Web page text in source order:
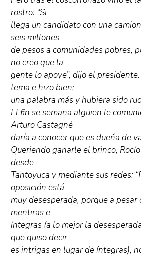
rostro: “Si
llega un candidato con una
seis millones
de pesos a comunidades pobres,
no creo que la
gente lo apoye”, dijo el
tema e hizo bien;
una palabra más y hubiera sido
El fin se semana alguien le
Arturo Castagné
daría a conocer que es dueña de
Queriendo ganarle el brinco,
desde
Tantoyuca y mediante sus redes:
oposición está
muy desesperada, porque a pesar
mentiras e
íntegras (a lo mejor la
que quiso decir
es intrigas en lugar de íntegras),